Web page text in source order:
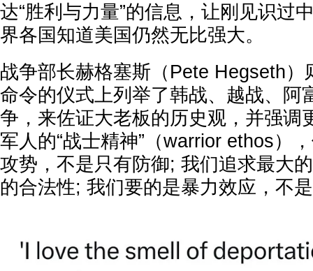
达“胜利与力量”的信息，让刚见识过
界各国知道美国仍然无比强大。
战争部长赫格塞斯（Pete Hegseth）
命令的仪式上列举了韩战、越战、阿
争，来佐证大老板的历史观，并强调
军人的“战士精神”（warrior ethos）
攻势，不是只有防御; 我们追求最大
的合法性; 我们要的是暴力效应，不